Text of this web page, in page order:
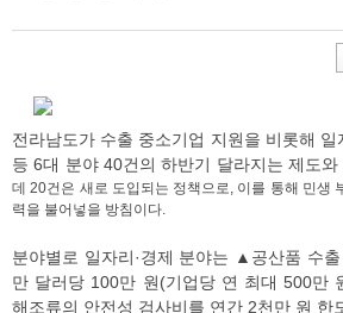
전라남도가 수출 중소기업 지원을 비롯해 일
등 6대 분야 40건의 하반기 달라지는 제도와
데 20건은 새로 도입되는 정책으로, 이를 통해 민생
력을 불어넣을 방침이다.
분야별로 일자리·경제 분야는 ▲공산품 수
만 달러당 100만 원(기업당 연 최대 500만
해조류의 안전성 검사비를 연간 2천만 원 한